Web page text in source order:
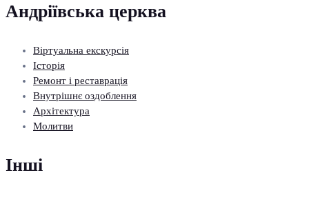
Андріївська церква
Віртуальна екскурсія
Історія
Ремонт і реставрація
Внутрішнє оздоблення
Архітектура
Молитви
Інші